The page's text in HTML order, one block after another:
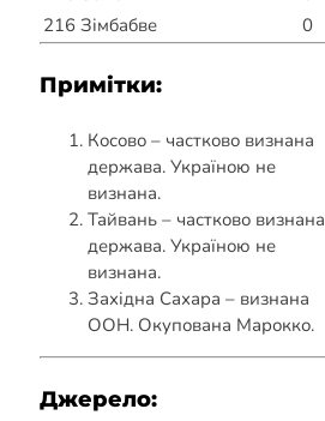
216 Зімбабве 0
Примітки:
Косово – частково визнана
держава. Україною не
визнана.
Тайвань – частково визнана
держава. Україною не
визнана.
Західна Сахара – визнана
ООН. Окупована Марокко.
Джерело: